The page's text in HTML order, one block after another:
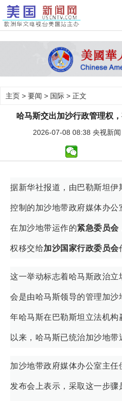
主页 > 要闻 > 国际 > 正文
哈马斯交出加沙行政管理权
2026-07-08 08:38 央视
据新华社报道，由巴勒斯坦伊
控制的加沙地带政府媒体办
在加沙地带运作的紧急委员会
权移交给加沙国家行政委员会
这一举动标志着哈马斯政治立
会是由哈马斯领导的管理加沙
年哈马斯在巴勒斯坦立法机构
以来，哈马斯已统治加沙地带
加沙地带政府媒体办公室主任
发布会上表示，采取这一步